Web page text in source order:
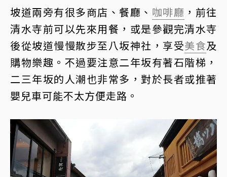
坡道兩旁有很多商店、餐廳、 咖啡廳 ，前往
清水寺前可以先來用餐，或是參觀完清水寺
後從坡道慢慢散步至八坂神社，享受美食及
購物樂趣。不過要注意二年坂有著石階梯，
二三年坂的人潮也非常多，對於長者或推著
嬰兒車可能不太方便走路。